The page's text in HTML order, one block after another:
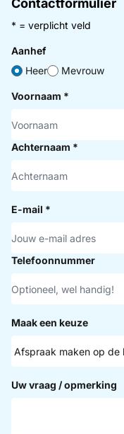
Contactformulier
* = verplicht veld
Aanhef
Heer
Mevrouw
Voornaam *
Achternaam *
E-mail *
Telefoonnummer
Maak een keuze
Uw vraag / opmerking